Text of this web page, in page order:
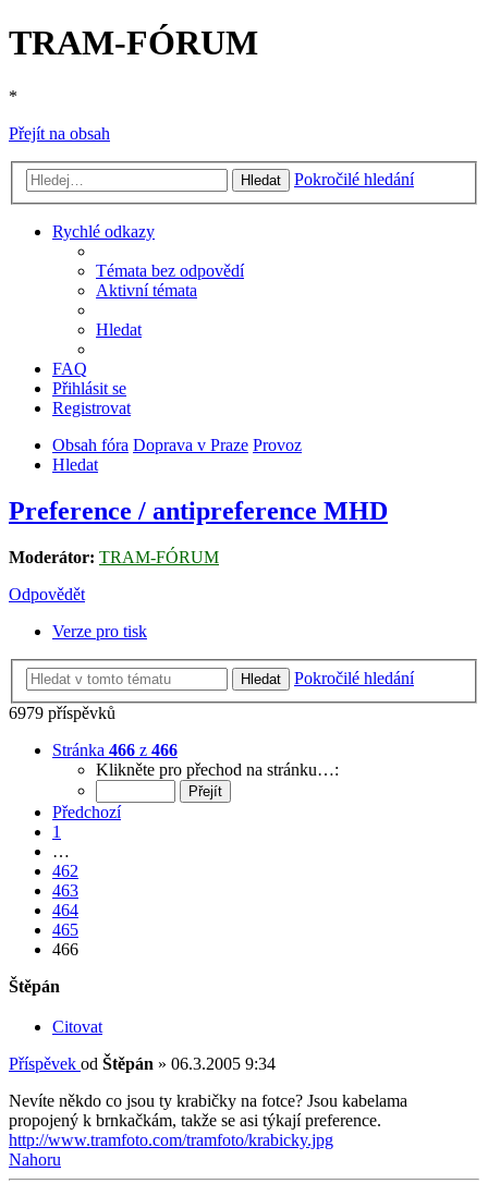
TRAM-FÓRUM
*
Přejít na obsah
Hledat Pokročilé hledání
Rychlé odkazy
Témata bez odpovědí
Aktivní témata
Hledat
FAQ
Přihlásit se
Registrovat
Obsah fóra Doprava v Praze Provoz
Hledat
Preference / antipreference MHD
Moderátor: TRAM-FÓRUM
Odpovědět
Verze pro tisk
Hledat
Pokročilé hledání
6979 příspěvků
Stránka 466 z 466
Klikněte pro přechod na stránku…:
Předchozí
1
…
462
463
464
465
466
Štěpán
Citovat
Příspěvek od Štěpán » 06.3.2005 9:34
Nevíte někdo co jsou ty krabičky na fotce? Jsou kabelama
propojený k brnkačkám, takže se asi týkají preference.
http://www.tramfoto.com/tramfoto/krabicky.jpg
Nahoru